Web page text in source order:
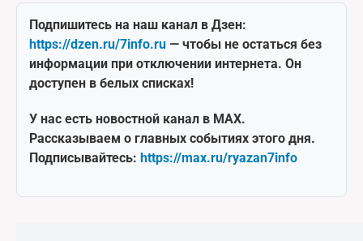
Подпишитесь на наш канал в Дзен:
https://dzen.ru/7info.ru — чтобы не остаться без
информации при отключении интернета. Он
доступен в белых списках!
У нас есть новостной канал в MAX.
Рассказываем о главных событиях этого дня.
Подписывайтесь: https://max.ru/ryazan7info